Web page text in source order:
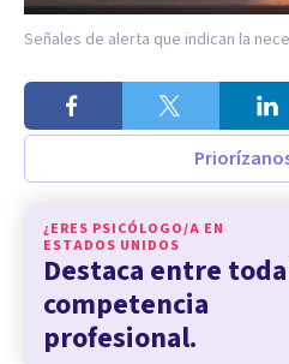
Señales de alerta que indican la
¿ERES PSICÓLOGO/A EN
ESTADOS UNIDOS
Destaca entre
competencia
profesional.